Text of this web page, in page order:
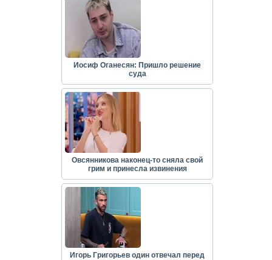
Иосиф Оганесян: Пришло решение
суда
Овсянникова наконец-то сняла свой
грим и принесла извинения
Игорь Григорьев один отвечал перед